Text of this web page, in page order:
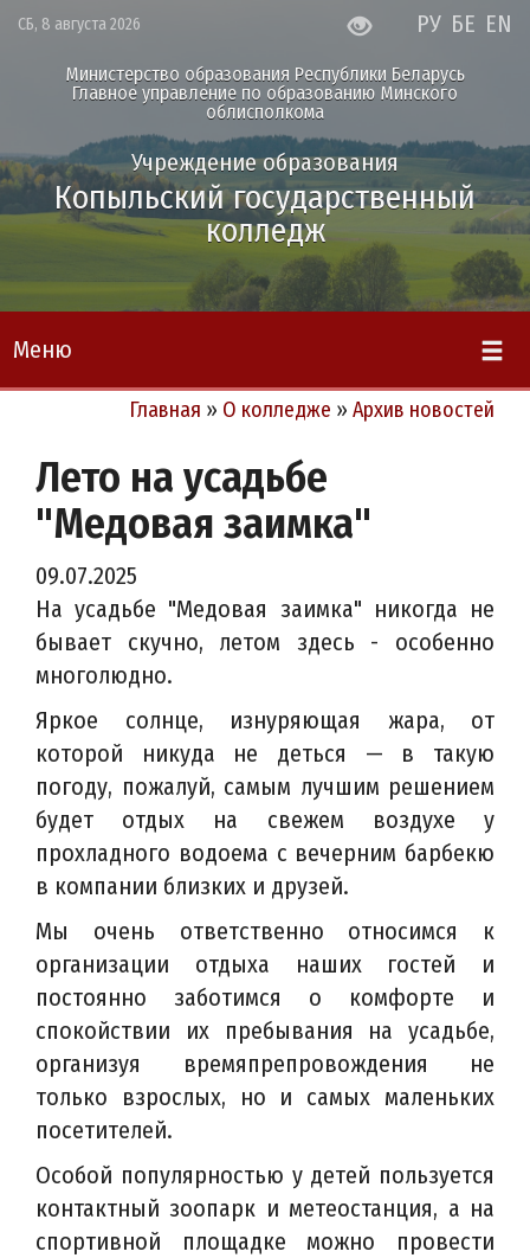
СБ, 8 августа 2026 РУ БЕ EN
Министерство образования Республики Беларусь
Главное управление по образованию Минского
облисполкома
Учреждение образования
Копыльский государственный
колледж
Меню
Главная » О колледже » Архив новостей
Лето на усадьбе
"Медовая заимка"
09.07.2025
На усадьбе "Медовая заимка" никогда не
бывает скучно, летом здесь - особенно
многолюдно.
Яркое солнце, изнуряющая жара, от
которой никуда не деться — в такую
погоду, пожалуй, самым лучшим решением
будет отдых на свежем воздухе у
прохладного водоема с вечерним барбекю
в компании близких и друзей.
Мы очень ответственно относимся к
организации отдыха наших гостей и
постоянно заботимся о комфорте и
спокойствии их пребывания на усадьбе,
организуя времяпрепровождения не
только взрослых, но и самых маленьких
посетителей.
Особой популярностью у детей пользуется
контактный зоопарк и метеостанция, а на
спортивной площадке можно провести